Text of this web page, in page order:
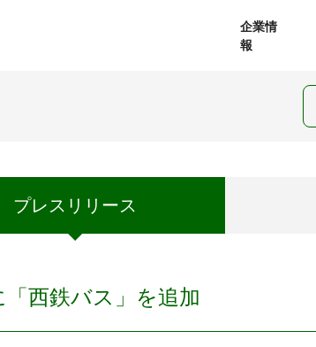
企業情
報
プレス リリース
西鉄バス」を追加